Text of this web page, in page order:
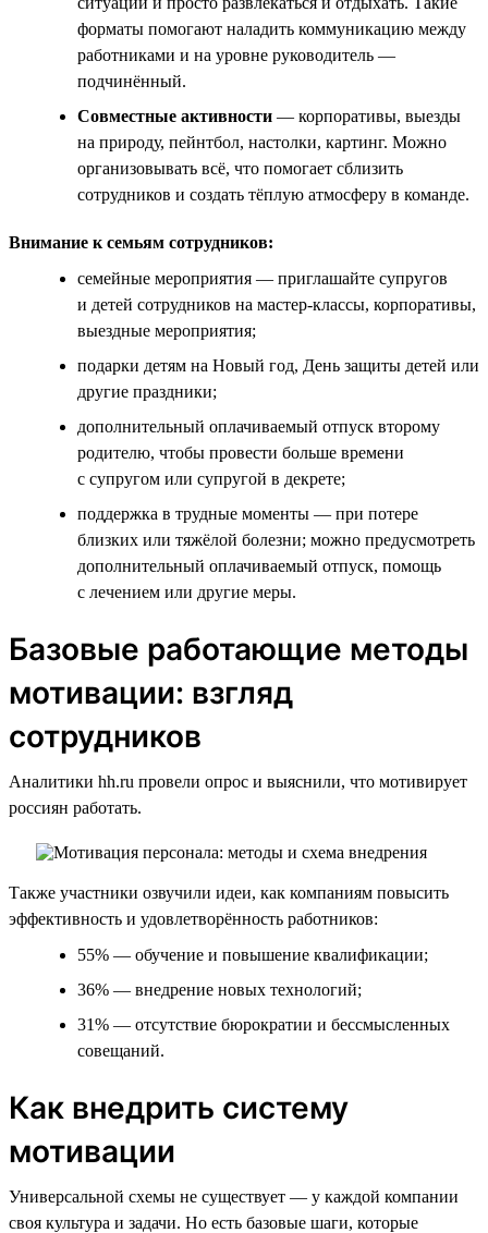
форматы помогают наладить коммуникацию между
работниками и на уровне руководитель —
подчинённый.
Совместные активности — корпоративы, выезды
на природу, пейнтбол, настолки, картинг. Можно
организовывать всё, что помогает сблизить
сотрудников и создать тёплую атмосферу в команде.
Внимание к семьям сотрудников:
семейные мероприятия — приглашайте супругов
и детей сотрудников на мастер-классы, корпоративы,
выездные мероприятия;
подарки детям на Новый год, День защиты детей или
другие праздники;
дополнительный оплачиваемый отпуск второму
родителю, чтобы провести больше времени
с супругом или супругой в декрете;
поддержка в трудные моменты — при потере
близких или тяжёлой болезни; можно предусмотреть
дополнительный оплачиваемый отпуск, помощь
с лечением или другие меры.
Базовые работающие методы
мотивации: взгляд
сотрудников
Аналитики hh.ru провели опрос и выяснили, что мотивирует
россиян работать.
Также участники озвучили идеи, как компаниям повысить
эффективность и удовлетворённость работников:
55% — обучение и повышение квалификации;
36% — внедрение новых технологий;
31% — отсутствие бюрократии и бессмысленных
совещаний.
Как внедрить систему
мотивации
Универсальной схемы не существует — у каждой компании
своя культура и задачи. Но есть базовые шаги, которые